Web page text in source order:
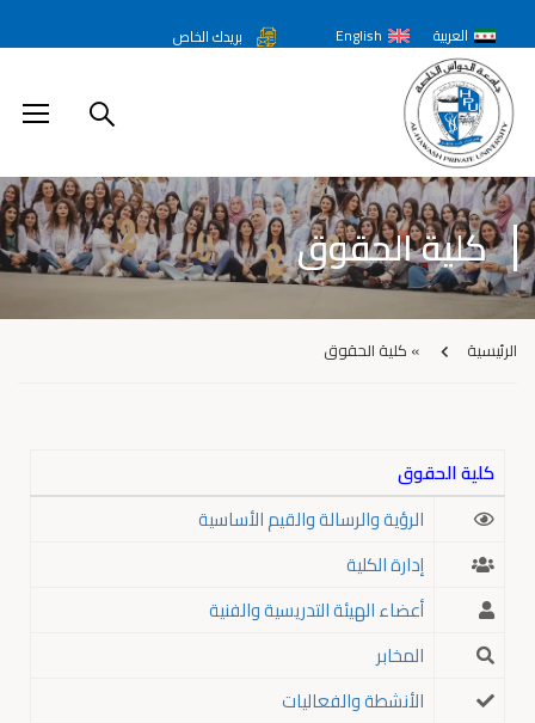
العربية English بريدك الخاص
كلية الحقوق
الرئيسية » كلية الحقوق
كلية الحقوق
الرؤية والرسالة والقيم الأساسية
إدارة الكلية
أعضاء الهيئة التدريسية والفنية
المخابر
الأنشطة والفعاليات